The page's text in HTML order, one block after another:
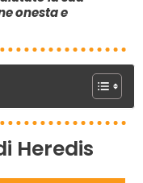
onesta e
Heredis